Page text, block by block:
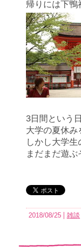
帰りには下
3日間という
大学の夏休
しかし大学
まだまだ遊
2018/08/25 雑談